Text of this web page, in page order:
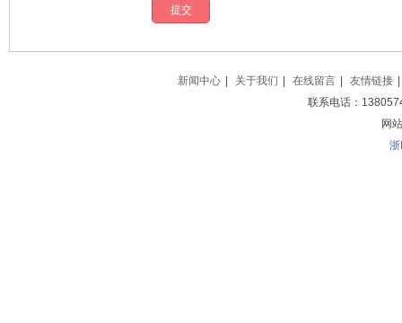
新闻中心 关于我们 在线留言 友情链接
联系电话：
网